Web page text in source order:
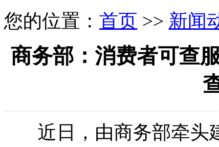
您的位置： 首页 >> 新闻
商务部：消费者可查
近日，由商务部牵头